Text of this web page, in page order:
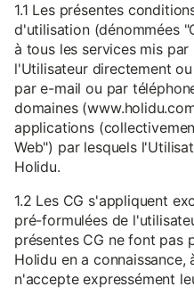
1.1 Les présentes
d'utilisation (dénommées
à tous les services mis
l'Utilisateur directement
par e-mail ou par
domaines
applications
Web") par lesquels
Holidu.
1.2 Les CG s'appliquent
pré-formulées de
présentes CG ne font pas
Holidu en a connaissance,
n'accepte expressément